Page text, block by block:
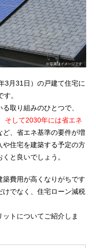
3月31日）の戸建て住宅に
。
取り組みのひとつで、
そして2030年には省エネ
ど、省エネ基準の要件が増
や住宅を建築する予定の方
と良いでしょう。
費用が高くなりがちです
でなく、住宅ローン減税
トについてご紹介しま